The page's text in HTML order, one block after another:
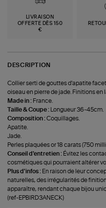
LIVRAISON
OFFERTE DÈS 150
€
DESCRIPTION
Collier serti de gouttes d'apatite
oiseau en pierre de jade. Finitions en
Made in : France.
Taille & Coupe :
Longueur 36-45cm.
Composition :Coquillages.
Apatite.
Jade.
Perles plaquées or 18 carats (750
Conseil d'entretien : Évitez les
cosmétiques qui pourraient altérer
Plus d'infos : En raison de leur
naturelles, des irrégularités de
apparaître, rendant chaque bijou
(ref-EPBIRD3ANECK)